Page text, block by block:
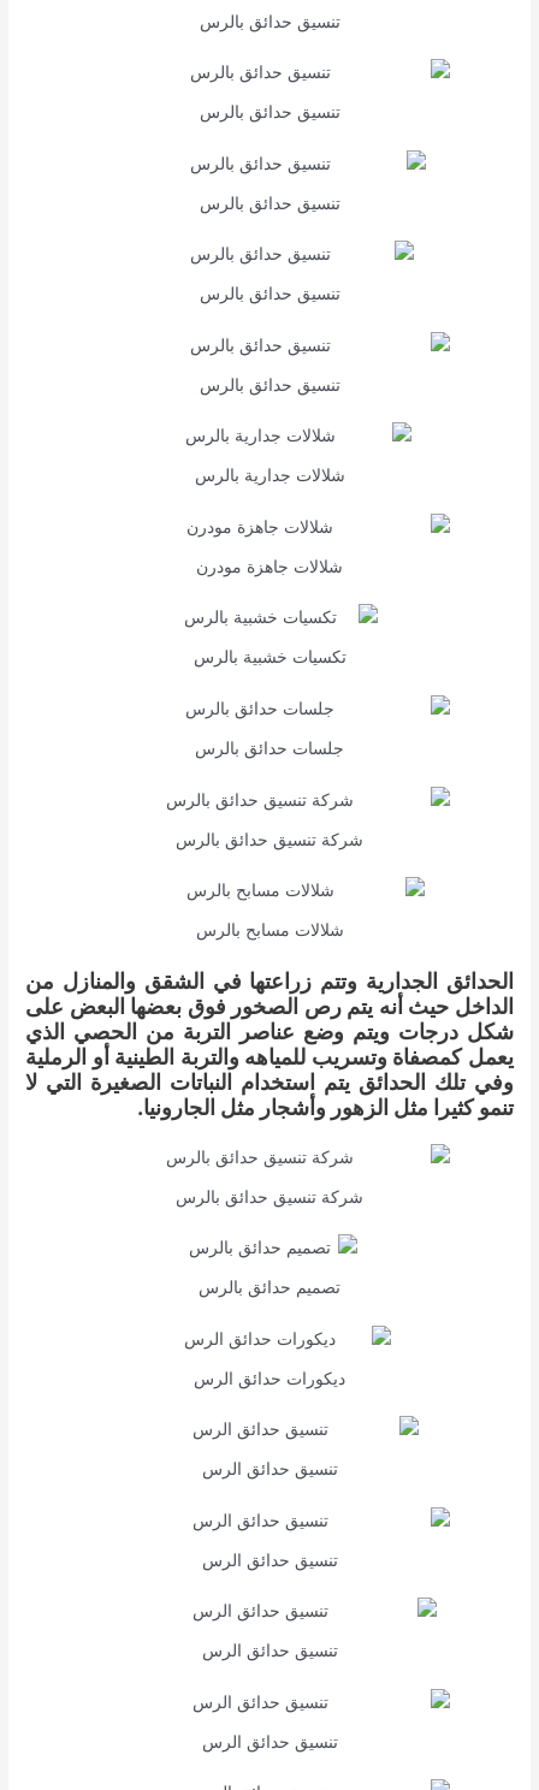
تنسيق حدائق بالرس
تنسيق حدائق بالرس
تنسيق حدائق بالرس
تنسيق حدائق بالرس
تنسيق حدائق بالرس
شلالات جدارية بالرس
شلالات جاهزة مودرن
تكسيات خشبية بالرس
جلسات حدائق بالرس
شركة تنسيق حدائق بالرس
شلالات مسابح بالرس
الحدائق الجدارية وتتم زراعتها في الشقق والمنازل من
الداخل حيث أنه يتم رص الصخور فوق بعضها البعض على
شكل درجات ويتم وضع عناصر التربة من الحصي الذي
يعمل كمصفاة وتسريب للمياهه والتربة الطينية أو الرملية
وفي تلك الحدائق يتم استخدام النباتات الصغيرة التي لا
تنمو كثيرا مثل الزهور وأشجار مثل الجارونيا.
شركة تنسيق حدائق بالرس
تصميم حدائق بالرس
ديكورات حدائق الرس
تنسيق حدائق الرس
تنسيق حدائق الرس
تنسيق حدائق الرس
تنسيق حدائق الرس